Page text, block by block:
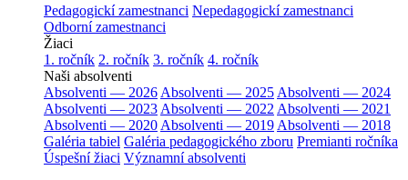
Pedagogickí zamestnanci Nepedagogickí zamestnanci
Odborní zamestnanci
Žiaci
1. ročník 2. ročník 3. ročník 4. ročník
Naši absolventi
Absolventi — 2026 Absolventi — 2025 Absolventi — 2024
Absolventi — 2023 Absolventi — 2022 Absolventi — 2021
Absolventi — 2020 Absolventi — 2019 Absolventi — 2018
Galéria tabiel Galéria pedagogického zboru Premianti ročníka
Úspešní žiaci Významní absolventi